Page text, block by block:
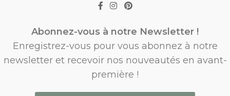
Abonnez-vous à notre Newsletter !
Enregistrez-vous pour vous abonnez à notre
newsletter et recevoir nos nouveautés en avant-
première !